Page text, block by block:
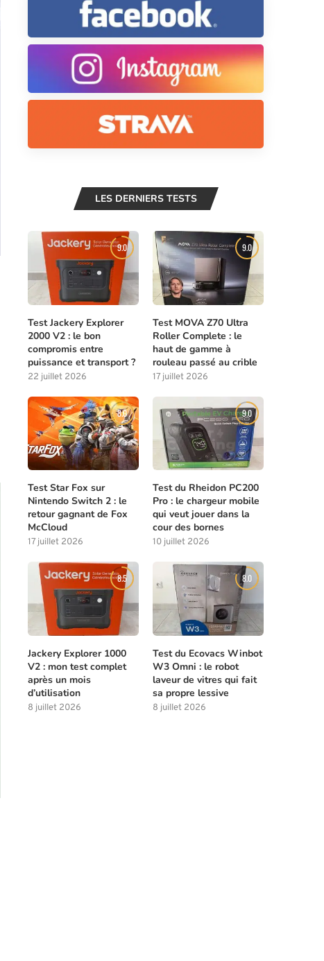
LES DERNIERS TESTS
9.0
Test Jackery Explorer
2000 V2 : le bon
compromis entre
puissance et transport ?
22 juillet 2026
9.0
Test MOVA Z70 Ultra
Roller Complete : le
haut de gamme à
rouleau passé au crible
17 juillet 2026
8.0
Test Star Fox sur
Nintendo Switch 2 : le
retour gagnant de Fox
McCloud
17 juillet 2026
9.0
Test du Rheidon PC200
Pro : le chargeur mobile
qui veut jouer dans la
cour des bornes
10 juillet 2026
8.5
Jackery Explorer 1000
V2 : mon test complet
après un mois
d’utilisation
8 juillet 2026
8.0
Test du Ecovacs Winbot
W3 Omni : le robot
laveur de vitres qui fait
sa propre lessive
8 juillet 2026